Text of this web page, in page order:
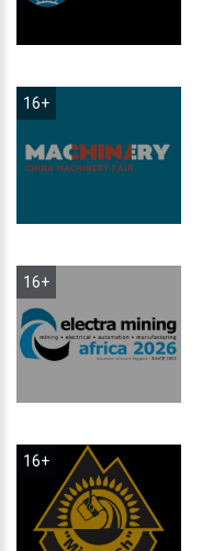
16+
16+
16+